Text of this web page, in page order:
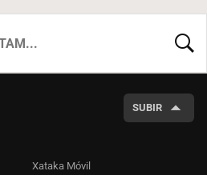
SUBIR
Xataka Móvil